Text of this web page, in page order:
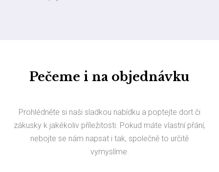
Pečeme i na objednávku
Prohlédněte si naši sladkou nabídku a poptejte dort či
zákusky k jakékoliv příležitosti. Pokud máte vlastní přání,
nebojte se nám napsat i tak, společně to určitě
vymyslíme.